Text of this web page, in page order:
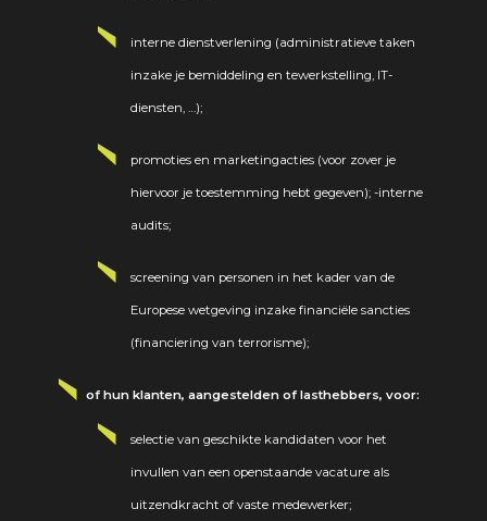
interne dienstverlening (administratieve taken
inzake je bemiddeling en tewerkstelling, IT-
diensten, …);
promoties en marketingacties (voor zover je
hiervoor je toestemming hebt gegeven); -interne
audits;
screening van personen in het kader van de
Europese wetgeving inzake financiële sancties
(financiering van terrorisme);
of hun klanten, aangestelden of lasthebbers, voor:
selectie van geschikte kandidaten voor het
invullen van een openstaande vacature als
uitzendkracht of vaste medewerker;